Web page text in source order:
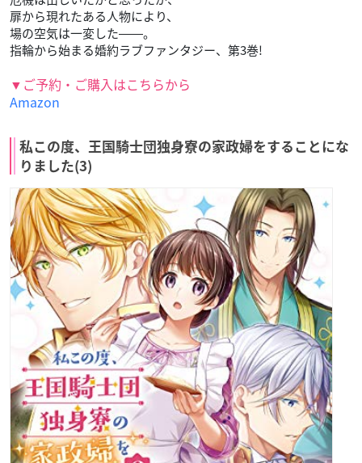
扉から現れたある人物により、
場の空気は一変した――。
指輪から始まる婚約ラブファンタジー、第3巻!
▼ご予約・ご購入はこちらから
Amazon
私この度、王国騎士団独身寮の家政婦をすることにな
りました(3)